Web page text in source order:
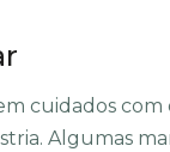
cuidados com
Algumas